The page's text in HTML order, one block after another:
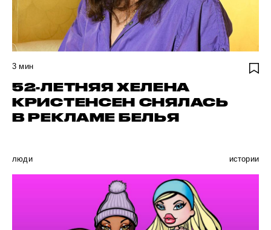
3 мин
52-ЛЕТНЯЯ ХЕЛЕНА
КРИСТЕНСЕН СНЯЛАСЬ
В РЕКЛАМЕ БЕЛЬЯ
люди истории